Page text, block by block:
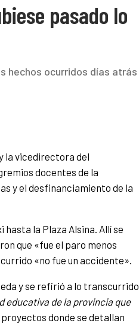
pasado lo
hechos ocurridos días atrás
la vicedirectora del
docentes de la
y el desfinanciamiento de la
hasta la Plaza Alsina. Allí se
que «fue el paro menos
«no fue un accidente».
y se refirió a lo transcurrido
educativa de la provincia que
donde se detallan